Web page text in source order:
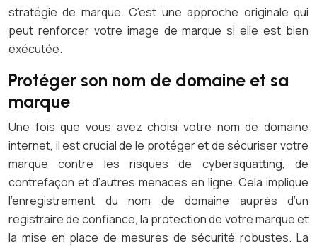
stratégie de marque. C’est une approche originale qui
peut renforcer votre image de marque si elle est bien
exécutée.
Protéger son nom de domaine et sa
marque
Une fois que vous avez choisi votre nom de domaine
internet, il est crucial de le protéger et de sécuriser votre
marque contre les risques de cybersquatting, de
contrefaçon et d’autres menaces en ligne. Cela implique
l’enregistrement du nom de domaine auprès d’un
registraire de confiance, la protection de votre marque et
la mise en place de mesures de sécurité robustes. La